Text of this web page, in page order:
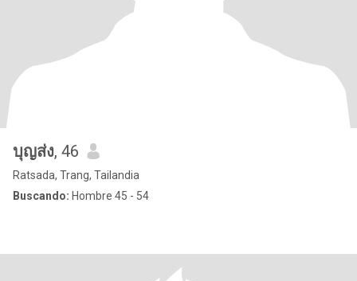
บุญส่ง, 46
Ratsada, Trang, Tailandia
Buscando: Hombre 45 - 54